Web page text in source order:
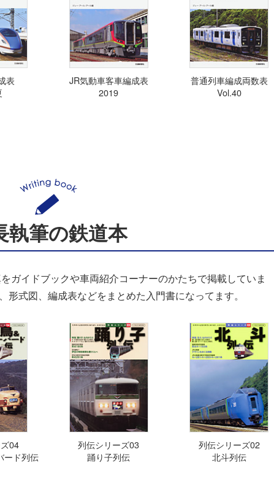
表
JR気動車客車編成表
2019
普通列車編成両数表
Vol.40
執筆の鉄道本
ガイドブックや車両紹介コーナーのかたちで掲載していま
式図、編成表などをまとめた入門書になってます。
04
ード列伝
列伝シリーズ03
踊り子列伝
列伝シリーズ02
北斗列伝